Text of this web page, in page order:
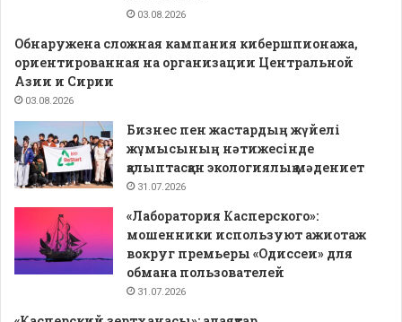
03.08.2026
Обнаружена сложная кампания кибершпионажа,
ориентированная на организации Центральной
Азии и Сирии
03.08.2026
Бизнес пен жастардың жүйелі
жұмысының нәтижесінде
қалыптасқан экологиялық мәдениет
31.07.2026
«Лаборатория Касперского»:
мошенники используют ажиотаж
вокруг премьеры «Одиссеи» для
обмана пользователей
31.07.2026